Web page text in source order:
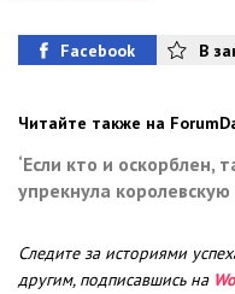
Facebook В
Читайте также на
‘Если кто и оскорблен,
упрекнула
Следите за историями
другим, подписавшись на